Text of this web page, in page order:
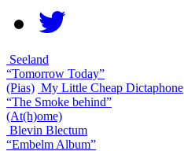
Seeland
“Tomorrow Today”
(Pias) My Little Cheap Dictaphone
“The Smoke behind”
(At(h)ome)
Blevin Blectum
“Embelm Album”